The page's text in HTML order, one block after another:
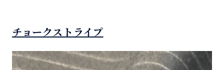
チョークストライプ